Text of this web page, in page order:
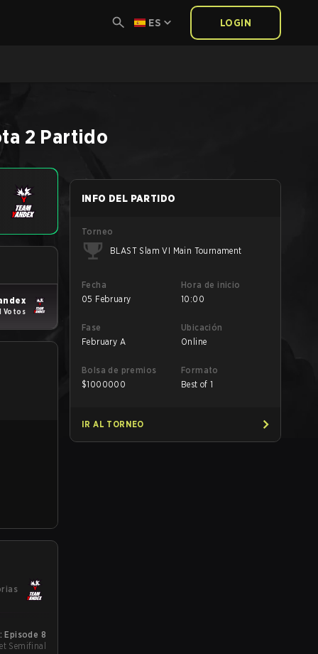
ES LOGIN
2 Partido
Votos
Episode 8
Semifinal
INFO DEL PARTIDO
Torneo
BLAST Slam VI Main Tournament
Fecha
05 February
Hora de inicio
10:00
Fase
February A
Ubicación
Online
Bolsa de premios
$1000000
Formato
Best of 1
IR AL TORNEO